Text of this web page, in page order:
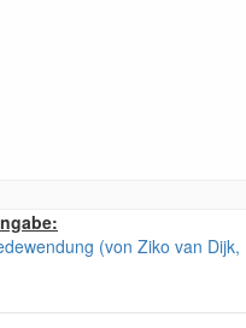
(von Ziko van